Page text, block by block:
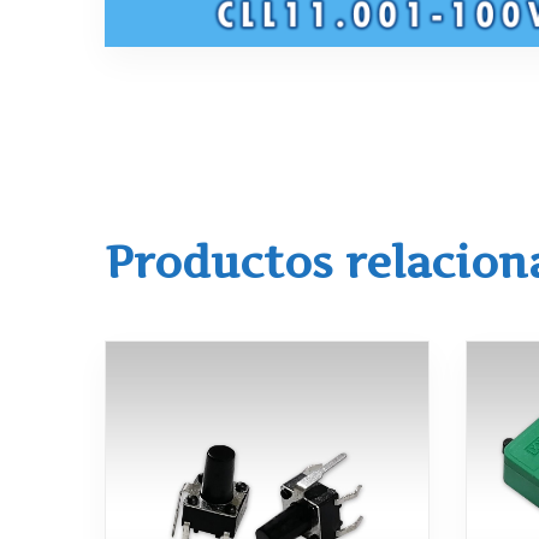
Productos